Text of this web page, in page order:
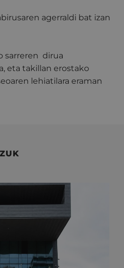
agerraldi bat izan
sarreren dirua
eta takillan erostako
lehiatilara eraman